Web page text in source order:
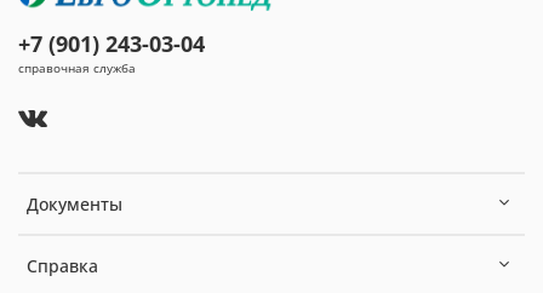
Документы
Справка
+7 (901) 243-03-04
справочная служба